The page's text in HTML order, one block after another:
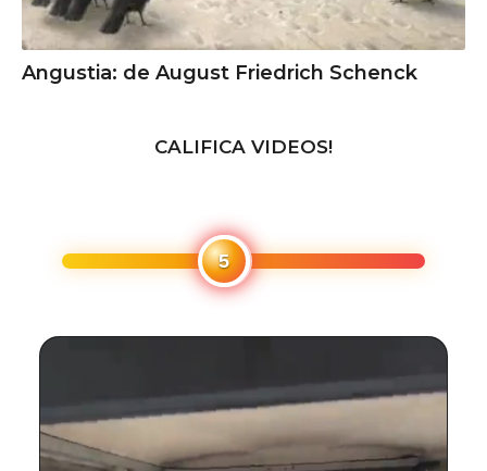
Angustia: de August Friedrich Schenck
CALIFICA VIDEOS!